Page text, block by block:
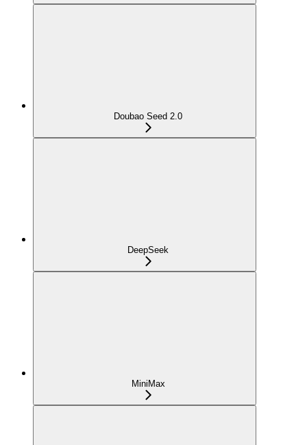
Doubao Seed 2.0
DeepSeek
MiniMax